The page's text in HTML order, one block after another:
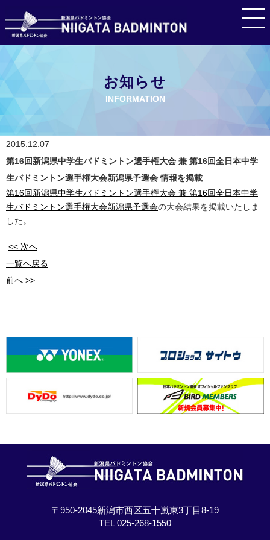
お知らせ
INFORMATION
2015.12.07
第16回新潟県中学生バドミントン選手権大会 兼 第16回全日本中学
生バドミントン選手権大会新潟県予選会 情報を掲載
第16回新潟県中学生バドミントン選手権大会 兼 第16回全日本中学
生バドミントン選手権大会新潟県予選会の大会結果を掲載いたしま
した。
<< 次へ
一覧へ戻る
前へ >>
〒950-2045新潟市西区五十嵐東3丁目8-19
TEL 025-268-1550